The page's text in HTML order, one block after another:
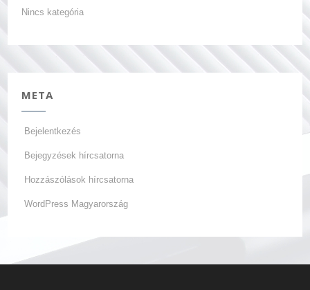
Nincs kategória
META
Bejelentkezés
Bejegyzések hírcsatorna
Hozzászólások hírcsatorna
WordPress Magyarország